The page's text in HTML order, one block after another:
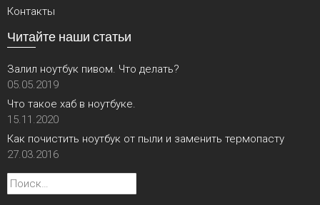
Контакты
Читайте наши статьи
Залил ноутбук пивом. Что делать?
05.05.2019
Что такое хаб в ноутбуке.
15.11.2020
Как почистить ноутбук от пыли и заменить термопасту
27.03.2016
Найти: